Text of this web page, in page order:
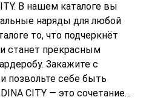
В нашем каталоге вы
наряды для любой
то, что подчеркнёт
станет прекрасным
Закажите с
позвольте себе быть
CITY — это сочетание